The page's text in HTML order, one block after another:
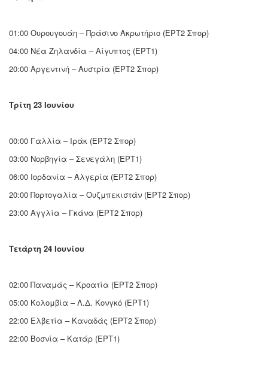
01:00 Ουρουγουάη – Πράσινο Ακρωτήριο (ΕΡΤ2 Σπορ)
04:00 Νέα Ζηλανδία – Αίγυπτος (ΕΡΤ1)
20:00 Αργεντινή – Αυστρία (ΕΡΤ2 Σπορ)
Τρίτη 23 Ιουνίου
00:00 Γαλλία – Ιράκ (ΕΡΤ2 Σπορ)
03:00 Νορβηγία – Σενεγάλη (ΕΡΤ1)
06:00 Ιορδανία – Αλγερία (ΕΡΤ2 Σπορ)
20:00 Πορτογαλία – Ουζμπεκιστάν (ΕΡΤ2 Σπορ)
23:00 Αγγλία – Γκάνα (ΕΡΤ2 Σπορ)
Τετάρτη 24 Ιουνίου
02:00 Παναμάς – Κροατία (ΕΡΤ2 Σπορ)
05:00 Κολομβία – Λ.Δ. Κονγκό (ΕΡΤ1)
22:00 Ελβετία – Καναδάς (ΕΡΤ2 Σπορ)
22:00 Βοσνία – Κατάρ (ΕΡΤ1)